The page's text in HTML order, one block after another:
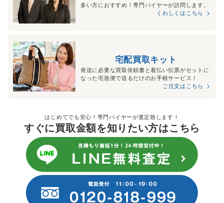
多い方におすすめ！専門バイヤーが訪問します。
くわしくはこちら
宅配買取キット
発送に必要な買取依頼書と着払い伝票がセットに
なった宅急便で送るだけのお手軽サービス！
ご注文はこちら
はじめてでも安心！専門バイヤーが査定致します！
すぐに買取金額を知りたい方はこちら